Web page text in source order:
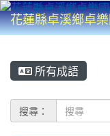
花蓮縣卓溪鄉卓
所有成語
搜尋：